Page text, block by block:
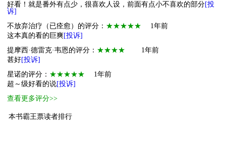
好看！就是番外有点少，很喜欢人设，前面有点小不喜欢的部分[投
诉]
不放弃治疗（已痊愈）的评分： ★★★★★
1年前
这本真的看的巨爽[投诉]
提摩西·德雷克·韦恩的评分： ★★★★
1年前
甚好[投诉]
星诺的评分： ★★★★★
1年前
超～级好看的说[投诉]
查看更多评分>>
本书霸王票读者排行